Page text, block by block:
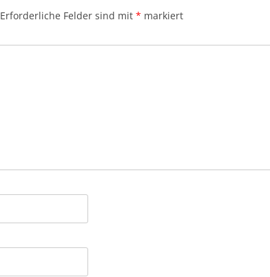
Erforderliche Felder sind mit * markiert